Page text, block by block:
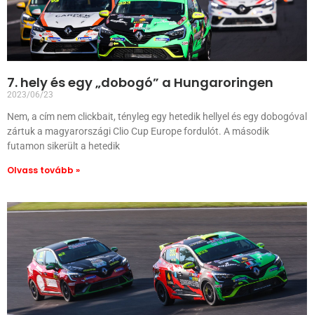
7. hely és egy „dobogó” a Hungaroringen
2023/06/23
Nem, a cím nem clickbait, tényleg egy hetedik hellyel és egy dobogóval
zártuk a magyarországi Clio Cup Europe fordulót. A második
futamon sikerült a hetedik
Olvass tovább »